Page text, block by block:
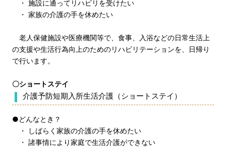
・ 施設に通ってリハビリを受けたい
・ 家族の介護の手を休めたい
老人保健施設や医療機関等で、食事、入浴などの日常生活上
の支援や生活行為向上のためのリハビリテーションを、日帰り
で行います。
〇ショートステイ
介護予防短期入所生活介護（ショートステイ）
●どんなとき？
・ しばらく家族の介護の手を休めたい
・ 諸事情により家庭で生活介護ができない